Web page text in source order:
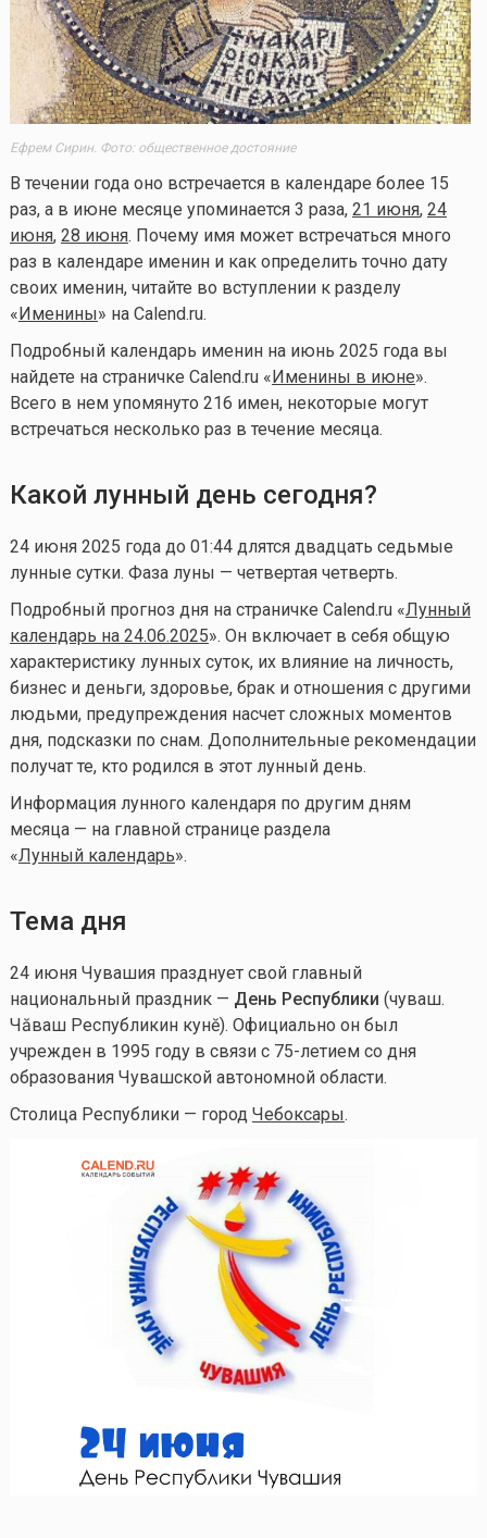
Ефрем Сирин. Фото: общественное достояние
В течении года оно встречается в календаре более 15
раз, а в июне месяце упоминается 3 раза, 21 июня, 24
июня, 28 июня. Почему имя может встречаться много
раз в календаре именин и как определить точно дату
своих именин, читайте во вступлении к разделу
«Именины» на Calend.ru.
Подробный календарь именин на июнь 2025 года вы
найдете на страничке Calend.ru «Именины в июне».
Всего в нем упомянуто 216 имен, некоторые могут
встречаться несколько раз в течение месяца.
Какой лунный день сегодня?
24 июня 2025 года до 01:44 длятся двадцать седьмые
лунные сутки. Фаза луны — четвертая четверть.
Подробный прогноз дня на страничке Calend.ru «Лунный
календарь на 24.06.2025». Он включает в себя общую
характеристику лунных суток, их влияние на личность,
бизнес и деньги, здоровье, брак и отношения с другими
людьми, предупреждения насчет сложных моментов
дня, подсказки по снам. Дополнительные рекомендации
получат те, кто родился в этот лунный день.
Информация лунного календаря по другим дням
месяца — на главной странице раздела
«Лунный календарь».
Тема дня
24 июня Чувашия празднует свой главный
национальный праздник — День Республики (чуваш.
Чăваш Республикин кунĕ). Официально он был
учрежден в 1995 году в связи с 75-летием со дня
образования Чувашской автономной области.
Столица Республики — город Чебоксары.